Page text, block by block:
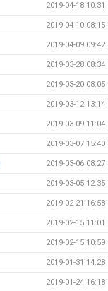
2019-04-18 10:31
2019-04-10 08:15
2019-04-09 09:42
2019-03-28 08:34
2019-03-20 08:05
2019-03-12 13:14
2019-03-09 11:04
2019-03-07 15:40
2019-03-06 08:27
2019-03-05 12:35
2019-02-21 16:58
2019-02-15 11:01
2019-02-15 10:59
2019-01-31 14:28
2019-01-24 16:18